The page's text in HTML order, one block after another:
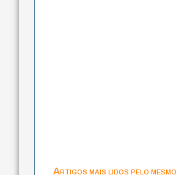
Artigos mais lidos pelo